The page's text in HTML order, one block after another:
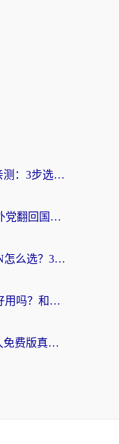
穿梭和海归好用吗？海外党亲测：3步选对回国加速器，无缝刷国内剧玩手游
ExpressVPN中国能用吗？海外党翻回国内的加速器选择指南（附番茄加速器实测）
海外党必看：便宜好用的VPN怎么选？3步解决回国访问难题+Steam改区技巧
海外党实测：ChickCN VPN好用吗？和OurPlay VPN对比哪个回国效果更好？附避坑指南
海外党必看：应用加速器永久免费版真的靠谱吗？教你选对回国加速器无缝刷国内资源